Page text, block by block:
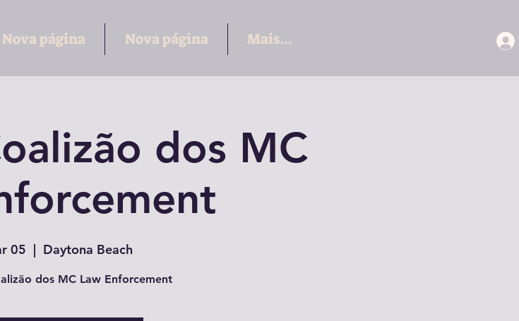
Nova página Nova página Mais...
dos MC
05
  |
Daytona Beach
dos MC Law Enforcement